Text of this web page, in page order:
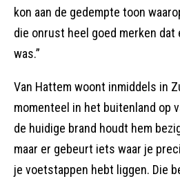
kon aan de gedempte toon
die onrust heel goed merken dat
was.”
Van Hattem woont inmiddels in
momenteel in het buitenland op
de huidige brand houdt hem
maar er gebeurt iets waar je
je voetstappen hebt liggen. Die